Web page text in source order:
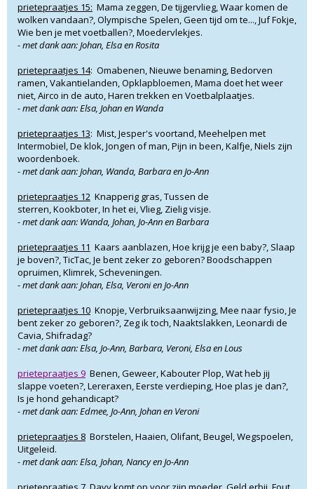
prietepraatjes 15: Mama zeggen, De tijgervlieg, Waar komen de
wolken vandaan?, Olympische Spelen, Geen tijd om te..., Juf Fokje,
Wie ben je met voetballen?, Moedervlekjes.
- met dank aan: Johan, Elsa en Rosita
prietepraatjes 14: Omabenen, Nieuwe benaming, Bedorven
ramen, Vakantielanden, Opklapbloemen, Mama doet het weer
niet, Airco in de auto, Haren trekken en Voetbalplaatjes.
- met dank aan: Elsa, Johan en Wanda
prietepraatjes 13: Mist, Jesper's voortand, Meehelpen met
Intermobiel, De klok, Jongen of man, Pijn in been, Kalfje, Niels zijn
woordenboek.
- met dank aan: Johan, Wanda, Barbara en Jo-Ann
prietepraatjes 12 Knapperig gras, Tussen de
sterren, Kookboter, In het ei, Vlieg, Zielig visje.
- met dank aan: Wanda, Johan, Jo-Ann en Barbara
prietepraatjes 11 Kaars aanblazen, Hoe krijg je een baby?, Slaap
je boven?, TicTac, Je bent zeker zo geboren? Boodschappen
opruimen, Klimrek, Scheveningen.
- met dank aan: Johan, Elsa, Veroni en Jo-Ann
prietepraatjes 10 Knopje, Verbruiksaanwijzing, Mee naar fysio, Je
bent zeker zo geboren?, Zeg ik toch, Naaktslakken, Leonardi de
Cavia, Shifradag?
- met dank aan: Elsa, Jo-Ann, Barbara, Veroni, Elsa en Lous
prietepraatjes 9 Benen, Geweer, Kabouter Plop, Wat heb jij
slappe voeten?, Lereraxen, Eerste verdieping, Hoe plas je dan?,
Is je hond gehandicapt?
- met dank aan: Edmee, Jo-Ann, Johan en Veroni
prietepraatjes 8 Borstelen, Haaien, Olifant, Beugel, Wegspoelen,
Uitgeleid.
- met dank aan: Elsa, Johan, Nancy en Jo-Ann